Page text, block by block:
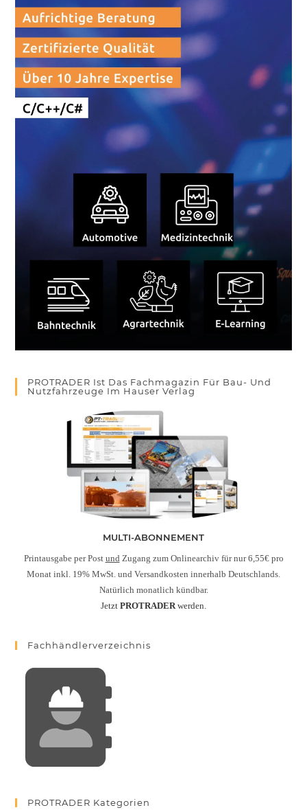
PROTRADER Ist Das Fachmagazin Für Bau- Und
Nutzfahrzeuge Im Hauser Verlag
MULTI-ABONNEMENT
Printausgabe per Post und Zugang zum Onlinearchiv für nur 6,55€ pro
Monat inkl. 19% MwSt. und Versandkosten innerhalb Deutschlands.
Natürlich monatlich kündbar.
Jetzt PROTRADER werden.
Fachhändlerverzeichnis
PROTRADER Kategorien